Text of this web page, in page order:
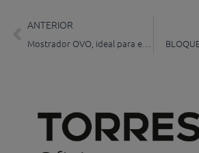
ANTERIOR